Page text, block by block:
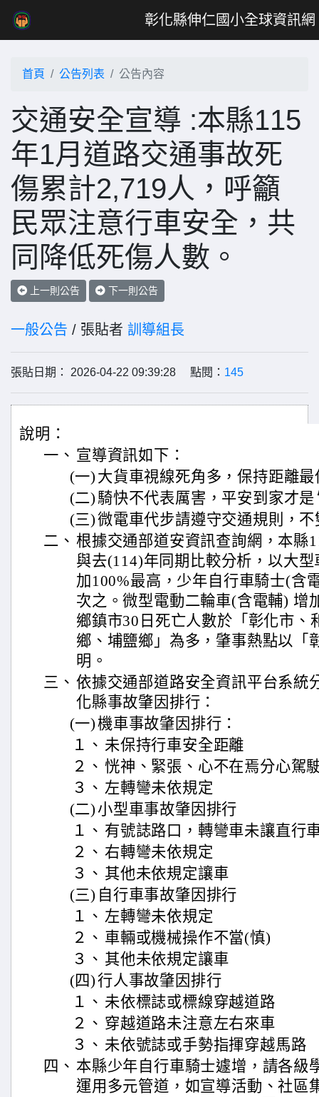
彰化縣伸仁國小全球資訊網
首頁 公告列表 公告內容
交通安全宣導 :本縣115
年1月道路交通事故死
傷累計2,719人，呼籲
民眾注意行車安全，共
同降低死傷人數。
上一則公告 下一則公告
一般公告 / 張貼者 訓導組長
張貼日期： 2026-04-22 09:39:28 點閱： 145
說明：
一、 宣導資訊如下：
(一) 大貨車視線死角多，保持距離最
(二) 騎快不代表厲害，平安到家才
(三)微電車代步請遵守交通規則，
二、 根據交通部道安資訊查詢網，本縣
與去(114)年同期比較分析，以大
加100%最高，少年自行車騎士(含
次之。微型電動二輪車(含電輔) 增
鄉鎮市30日死亡人數於「彰化市、
鄉、埔鹽鄉」為多，肇事熱點以「
明。
三、 依據交通部道路安全資訊平台系統
化縣事故肇因排行：
(一)機車事故肇因排行：
１、 未保持行車安全距離
２、 恍神、緊張、心不在焉分心駕
３、 左轉彎未依規定
(二)小型車事故肇因排行
１、 有號誌路口，轉彎車未讓直行
２、 右轉彎未依規定
３、 其他未依規定讓車
(三) 自行車事故肇因排行
１、 左轉彎未依規定
２、 車輛或機械操作不當(慎)
３、 其他未依規定讓車
(四)行人事故肇因排行
１、 未依標誌或標線穿越道路
２、 穿越道路未注意左右來車
３、 未依號誌或手勢指揮穿越馬路
四、 本縣少年自行車騎士遽增，請各級
運用多元管道，如宣導活動、社區